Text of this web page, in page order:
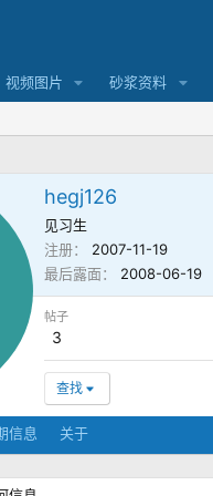
视频图片 砂浆资料
hegj126
见习生
注册
2007-11-19
最后露面
2008-06-19
帖子
3
查找
信息 关于